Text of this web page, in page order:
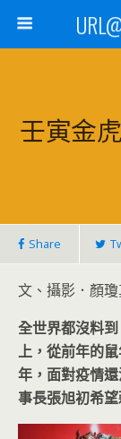
壬寅金
Share
文、攝影．顏瓊
全世界都沒料
上，從前年的
年，面對疫情
事長張旭初希